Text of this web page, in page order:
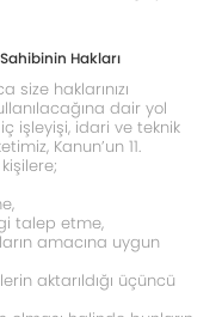
Hakları
size haklarınızı
dair yol
işleyişi, idari ve teknik
Kanun’un 11.
talep etme,
amacına uygun
aktarıldığı üçüncü